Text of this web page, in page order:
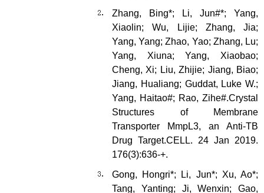
Zhang, Bing*; Li, Jun#*; Yang,
Xiaolin; Wu, Lijie; Zhang, Jia;
Yang, Yang; Zhao, Yao; Zhang, Lu;
Yang, Xiuna; Yang, Xiaobao;
Cheng, Xi; Liu, Zhijie; Jiang, Biao;
Jiang, Hualiang; Guddat, Luke W.;
Yang, Haitao#; Rao, Zihe#.Crystal
Structures of Membrane
Transporter MmpL3, an Anti-TB
Drug Target.CELL. 24 Jan 2019.
176(3):636-+.
Gong, Hongri*; Li, Jun*; Xu, Ao*;
Tang, Yanting; Ji, Wenxin; Gao,